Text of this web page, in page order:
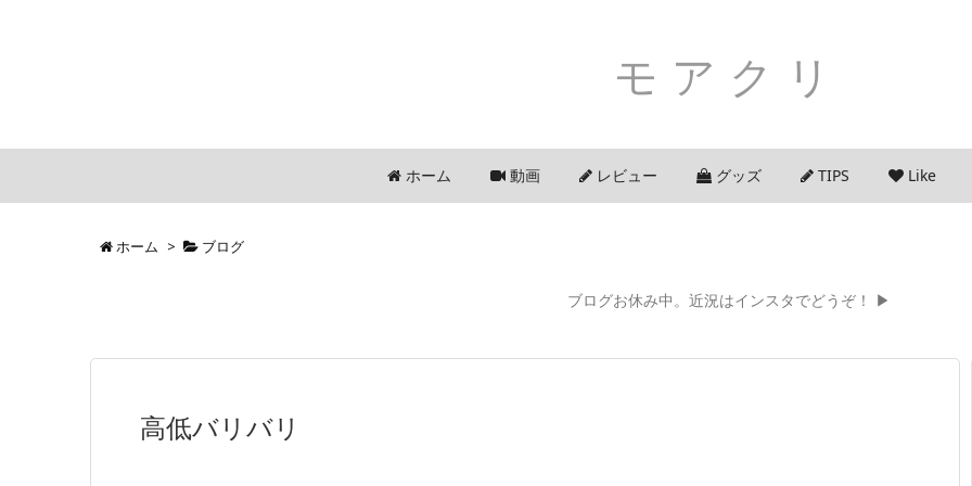
モアクリ
ホーム 動画 レビュー グッズ TIPS Like
ホーム > ブログ
ブログお休み中。近況はインスタでどうぞ！ ▶
高低バリバリ